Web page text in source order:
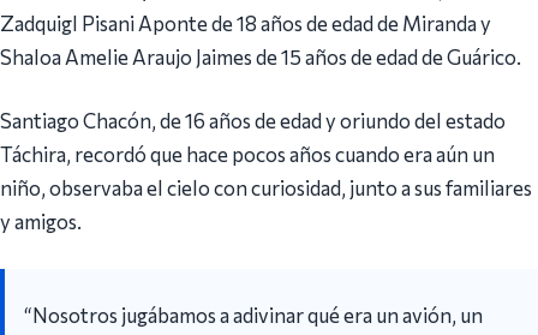
Zadquigl Pisani Aponte de 18 años de edad de Miranda y
Shaloa Amelie Araujo Jaimes de 15 años de edad de Guárico.
Santiago Chacón, de 16 años de edad y oriundo del estado
Táchira, recordó que hace pocos años cuando era aún un
niño, observaba el cielo con curiosidad, junto a sus familiares
y amigos.
“Nosotros jugábamos a adivinar qué era un avión, un